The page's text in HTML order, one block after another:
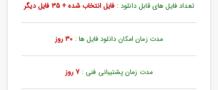
ورود
به
تعداد فایل های قابل دانلود : فایل انتخاب شده + 35 فایل دیگر
مدت زمان امکان دانلود فایل ها : 30 روز
مدت زمان پشتیبانی فنی :7 روز